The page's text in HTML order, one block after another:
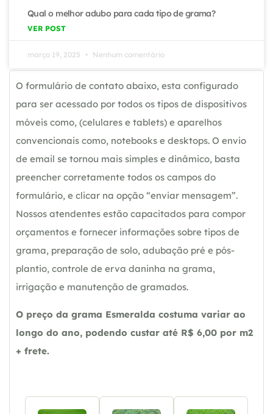
Qual o melhor adubo para cada tipo de grama?
VER POST
março 19, 2025 Nenhum comentário
O formulário de contato abaixo, esta configurado
para ser acessado por todos os tipos de dispositivos
móveis como, (celulares e tablets) e aparelhos
convencionais como, notebooks e desktops. O envio
de email se tornou mais simples e dinâmico, basta
preencher corretamente todos os campos do
formulário, e clicar na opção “enviar mensagem”.
Nossos atendentes estão capacitados para compor
orçamentos e fornecer informações sobre tipos de
grama, preparação de solo, adubação pré e pós-
plantio, controle de erva daninha na grama,
irrigação e manutenção de gramados.
O preço da grama Esmeralda costuma variar ao
longo do ano, podendo custar até R$ 6,00 por m2
+ frete.